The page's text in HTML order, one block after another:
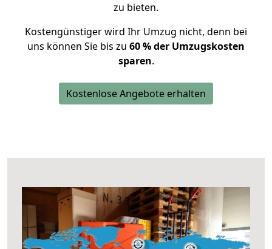
zu bieten.
Kostengünstiger wird Ihr Umzug nicht, denn bei
uns können Sie bis zu 60 % der Umzugskosten
sparen.
Kostenlose Angebote erhalten